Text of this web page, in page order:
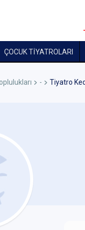
ÇOCUK TIYATROLARI
- Tiyatro